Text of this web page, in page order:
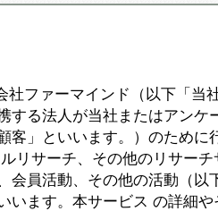
社ファーマインド（以下「当
する法人が当社またはアンケ
客」といいます。）のために
リサーチ、その他のリサー
会員活動、その他の活動（以
います。本サービス の詳細